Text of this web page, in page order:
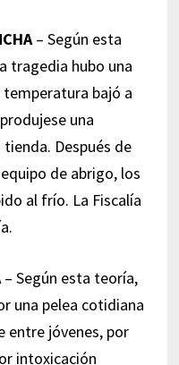
– Según esta
tragedia hubo una
bajó a
una
Después de
de abrigo, los
al frío. La Fiscalía
– Según esta teoría,
una pelea cotidiana
entre jóvenes, por
intoxicación